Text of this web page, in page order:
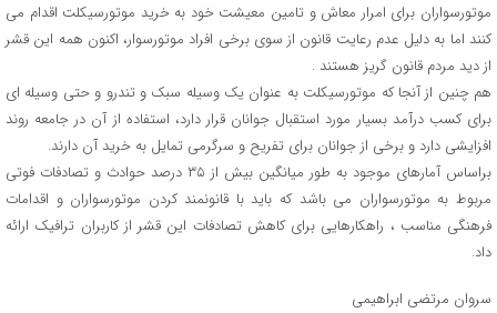
موتورسواران برای امرار معاش و تامین معیشت خود به خرید موتورسیکلت اقدام می
کنند اما به دلیل عدم رعایت قانون از سوی برخی افراد موتورسوار، اکنون همه این قشر
از دید مردم قانون گریز هستند .
هم چنین از آنجا که موتورسیکلت به عنوان یک وسیله سبک و تندرو و حتی وسیله ای
برای کسب درآمد بسیار مورد استقبال جوانان قرار دارد، استفاده از آن در جامعه روند
افزایشی دارد و برخی از جوانان برای تفریح و سرگرمی تمایل به خرید آن دارند.
براساس آمارهای موجود به طور میانگین بیش از ۳۵ درصد حوادث و تصادفات فوتی
مربوط به موتورسواران می باشد که باید با قانونمند کردن موتورسواران و اقدامات
فرهنگی مناسب ، راهکارهایی برای کاهش تصادفات این قشر از کاربران ترافیک ارائه
داد.
سروان مرتضی ابراهیمی